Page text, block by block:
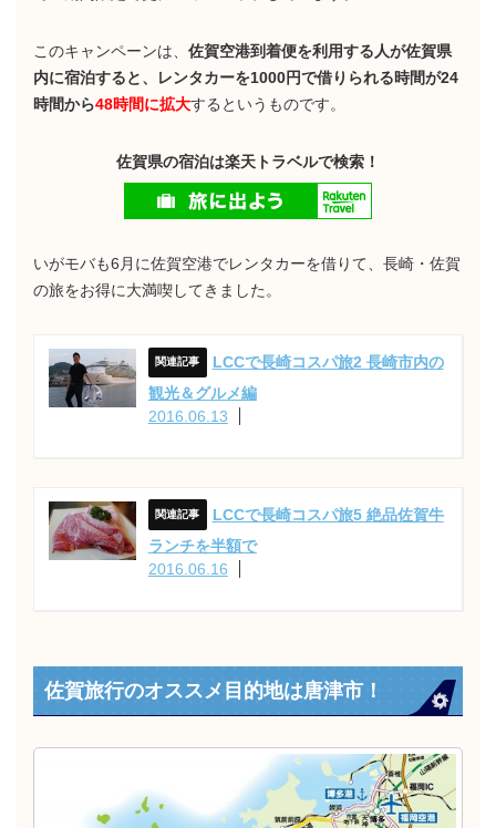
このキャンペーンは、 佐賀空港到着便を利用する人が佐賀県
内に宿泊すると、レンタカーを1000円で借りられる時間が24
時間から48時間に拡大するというものです。
佐賀県の宿泊は楽天トラベルで検索！
いがモバも6月に佐賀空港でレンタカーを借りて、長崎・佐賀
の旅をお得に大満喫してきました。
LCCで長崎コスパ旅2 長崎市内の
観光＆グルメ編
2016.06.13
LCCで長崎コスパ旅5 絶品佐賀牛
ランチを半額で
2016.06.16
佐賀旅行のオススメ目的地は唐津市！